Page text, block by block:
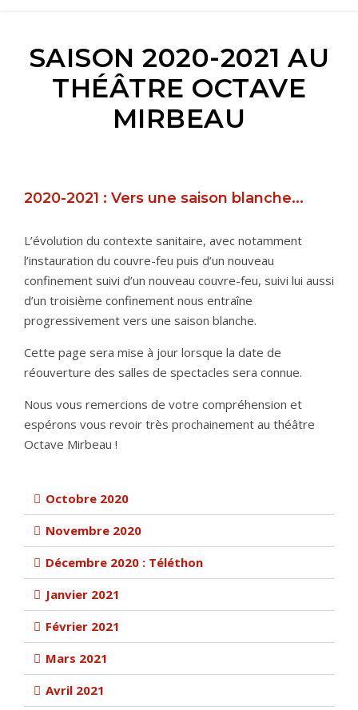
SAISON 2020-2021 AU
THÉÂTRE OCTAVE
MIRBEAU
2020-2021 : Vers une saison blanche...
L’évolution du contexte sanitaire, avec notamment
l’instauration du couvre-feu puis d’un nouveau
confinement suivi d’un nouveau couvre-feu, suivi lui aussi
d’un troisième confinement nous entraîne
progressivement vers une saison blanche.
Cette page sera mise à jour lorsque la date de
réouverture des salles de spectacles sera connue.
Nous vous remercions de votre compréhension et
espérons vous revoir très prochainement au théâtre
Octave Mirbeau !
Octobre 2020
Novembre 2020
Décembre 2020 : Téléthon
Janvier 2021
Février 2021
Mars 2021
Avril 2021